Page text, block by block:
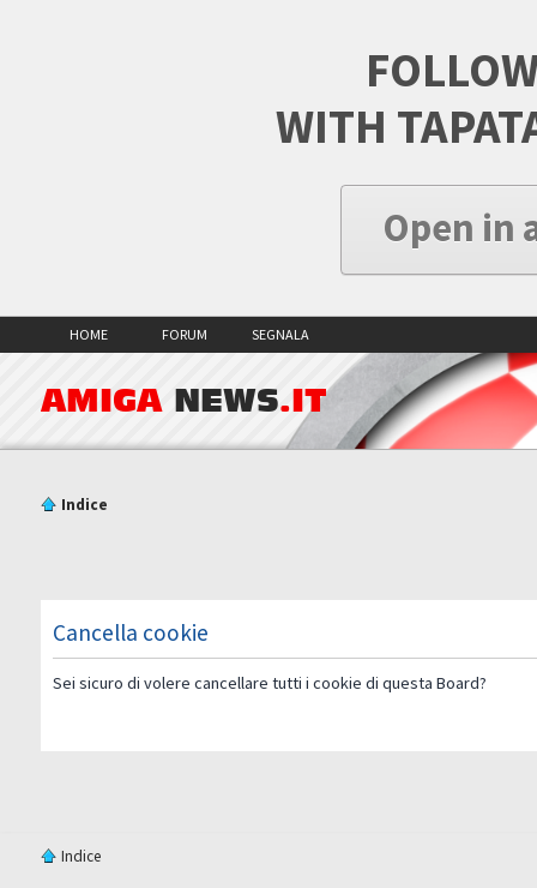
WITH
Open in
HOME FORUM SEGNALA
AMIGA NEWS.IT
Indice
Cancella cookie
Sei sicuro di volere cancellare tutti i cookie di questa Board?
Indice